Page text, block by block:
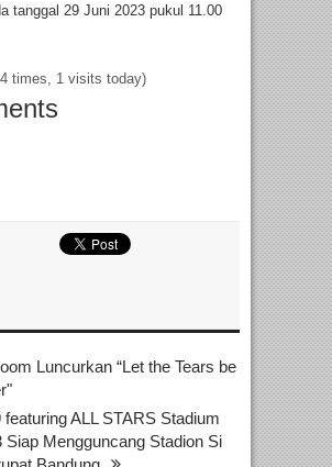
tanggal 29 Juni 2023 pukul 11.00
times, 1 visits today)
Luncurkan “Let the Tears be
featuring ALL STARS Stadium
Siap Mengguncang Stadion Si